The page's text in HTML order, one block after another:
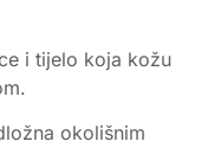
i tijelo koja kožu
okolišnim